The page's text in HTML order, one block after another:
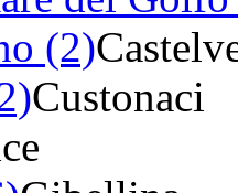
(2)
Custonaci